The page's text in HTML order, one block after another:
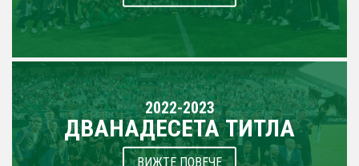
2022-2023
ДВАНАДЕСЕТА ТИТЛА
ВИЖТЕ ПОВЕЧЕ